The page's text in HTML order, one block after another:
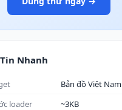
Nhanh
Bản đồ Việt Nam
loader
~3KB